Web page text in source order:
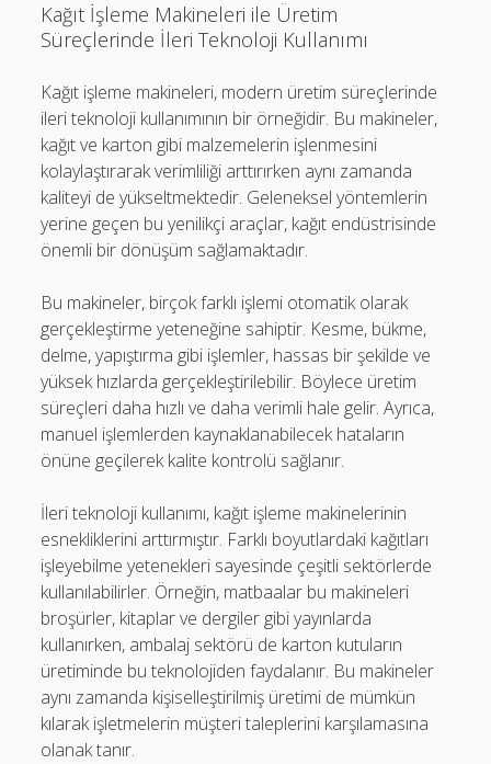
Kağıt İşleme Makineleri ile Üretim
Süreçlerinde İleri Teknoloji Kullanımı
Kağıt işleme makineleri, modern üretim süreçlerinde
ileri teknoloji kullanımının bir örneğidir. Bu makineler,
kağıt ve karton gibi malzemelerin işlenmesini
kolaylaştırarak verimliliği arttırırken aynı zamanda
kaliteyi de yükseltmektedir. Geleneksel yöntemlerin
yerine geçen bu yenilikçi araçlar, kağıt endüstrisinde
önemli bir dönüşüm sağlamaktadır.
Bu makineler, birçok farklı işlemi otomatik olarak
gerçekleştirme yeteneğine sahiptir. Kesme, bükme,
delme, yapıştırma gibi işlemler, hassas bir şekilde ve
yüksek hızlarda gerçekleştirilebilir. Böylece üretim
süreçleri daha hızlı ve daha verimli hale gelir. Ayrıca,
manuel işlemlerden kaynaklanabilecek hataların
önüne geçilerek kalite kontrolü sağlanır.
İleri teknoloji kullanımı, kağıt işleme makinelerinin
esnekliklerini arttırmıştır. Farklı boyutlardaki kağıtları
işleyebilme yetenekleri sayesinde çeşitli sektörlerde
kullanılabilirler. Örneğin, matbaalar bu makineleri
broşürler, kitaplar ve dergiler gibi yayınlarda
kullanırken, ambalaj sektörü de karton kutuların
üretiminde bu teknolojiden faydalanır. Bu makineler
aynı zamanda kişiselleştirilmiş üretimi de mümkün
kılarak işletmelerin müşteri taleplerini karşılamasına
olanak tanır.